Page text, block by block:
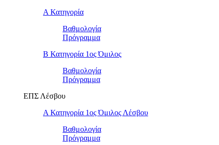
Α Κατηγορία
Βαθμολογία
Πρόγραμμα
Β Κατηγορία 1ος Όμιλος
Βαθμολογία
Πρόγραμμα
ΕΠΣ Λέσβου
Α Κατηγορία 1ος Όμιλος Λέσβου
Βαθμολογία
Πρόγραμμα